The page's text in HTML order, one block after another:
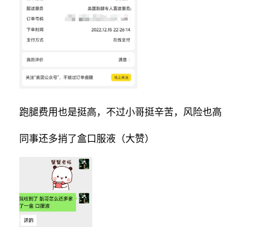
跑腿费用也是挺高，不过小哥挺辛苦，风险也高
同事还多捎了盒口服液（大赞）